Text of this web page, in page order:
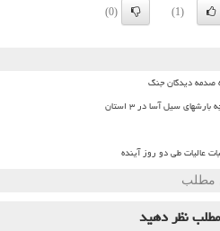
(1)
(0)
صدمه دیدگان جنگ
عالیات طی دو روز آینده
مطلب
نظر دهید